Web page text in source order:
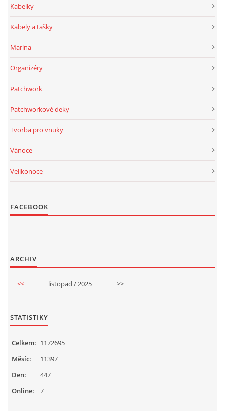
Kabelky
Kabely a tašky
Marina
Organizéry
Patchwork
Patchworkové deky
Tvorba pro vnuky
Vánoce
Velikonoce
FACEBOOK
ARCHIV
<< listopad / 2025 >>
STATISTIKY
Online: 7
Celkem: 1172695
Měsíc:
11397
Den:
447